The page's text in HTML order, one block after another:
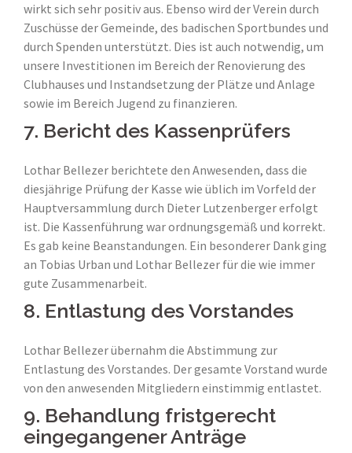
wirkt sich sehr positiv aus. Ebenso wird der Verein durch
Zuschüsse der Gemeinde, des badischen Sportbundes und
durch Spenden unterstützt. Dies ist auch notwendig, um
unsere Investitionen im Bereich der Renovierung des
Clubhauses und Instandsetzung der Plätze und Anlage
sowie im Bereich Jugend zu finanzieren.
7. Bericht des Kassenprüfers
Lothar Bellezer berichtete den Anwesenden, dass die
diesjährige Prüfung der Kasse wie üblich im Vorfeld der
Hauptversammlung durch Dieter Lutzenberger erfolgt
ist. Die Kassenführung war ordnungsgemäß und korrekt.
Es gab keine Beanstandungen. Ein besonderer Dank ging
an Tobias Urban und Lothar Bellezer für die wie immer
gute Zusammenarbeit.
8. Entlastung des Vorstandes
Lothar Bellezer übernahm die Abstimmung zur
Entlastung des Vorstandes. Der gesamte Vorstand wurde
von den anwesenden Mitgliedern einstimmig entlastet.
9. Behandlung fristgerecht
eingegangener Anträge